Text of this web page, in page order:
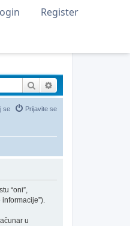
Register
Pretraga
Prijavite se
se
“oni”,
informacije”).
u